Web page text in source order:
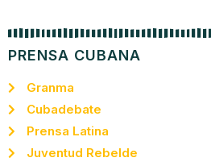
PRENSA CUBANA
Granma
Cubadebate
Prensa Latina
Juventud Rebelde